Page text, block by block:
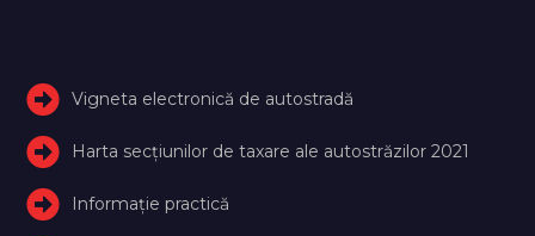
Vigneta electronică de autostradă
Harta secțiunilor de taxare ale autostrăzilor 2021
Informație practică